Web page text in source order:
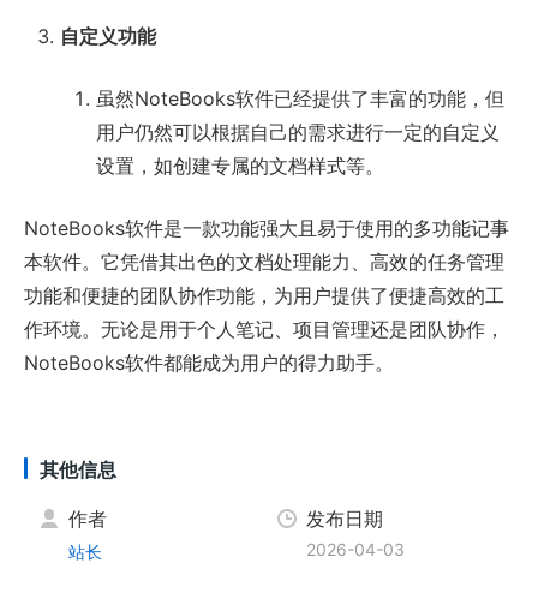
自定义功能
虽然NoteBooks软件已经提供了丰富的功能，但
用户仍然可以根据自己的需求进行一定的自定义
设置，如创建专属的文档样式等。
NoteBooks软件是一款功能强大且易于使用的多功能记事
本软件。它凭借其出色的文档处理能力、高效的任务管理
功能和便捷的团队协作功能，为用户提供了便捷高效的工
作环境。无论是用于个人笔记、项目管理还是团队协作，
NoteBooks软件都能成为用户的得力助手。
其他信息
作者
站长
发布日期
2026-04-03